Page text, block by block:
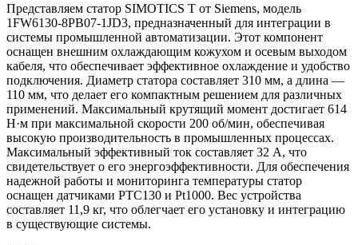
Представляем статор SIMOTICS T от Siemens, модель
1FW6130-8PB07-1JD3, предназначенный для интеграции в
системы промышленной автоматизации. Этот компонент
оснащен внешним охлаждающим кожухом и осевым выходом
кабеля, что обеспечивает эффективное охлаждение и удобство
подключения. Диаметр статора составляет 310 мм, а длина —
110 мм, что делает его компактным решением для различных
применений. Максимальный крутящий момент достигает 614
Н·м при максимальной скорости 200 об/мин, обеспечивая
высокую производительность в промышленных процессах.
Максимальный эффективный ток составляет 32 А, что
свидетельствует о его энергоэффективности. Для обеспечения
надежной работы и мониторинга температуры статор
оснащен датчиками PTC130 и Pt1000. Вес устройства
составляет 11,9 кг, что облегчает его установку и интеграцию
в существующие системы.